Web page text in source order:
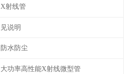
X射线管
见说明
防水防尘
大功率高性能X射线微型管